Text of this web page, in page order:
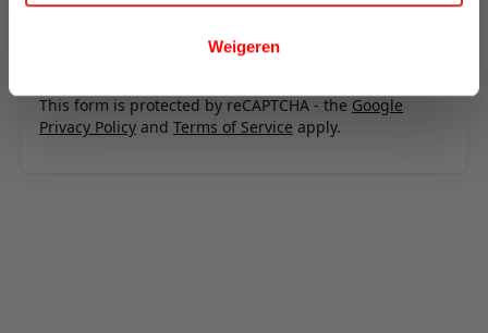
Weigeren
This form is protected by reCAPTCHA - the Google
Privacy Policy and Terms of Service apply.